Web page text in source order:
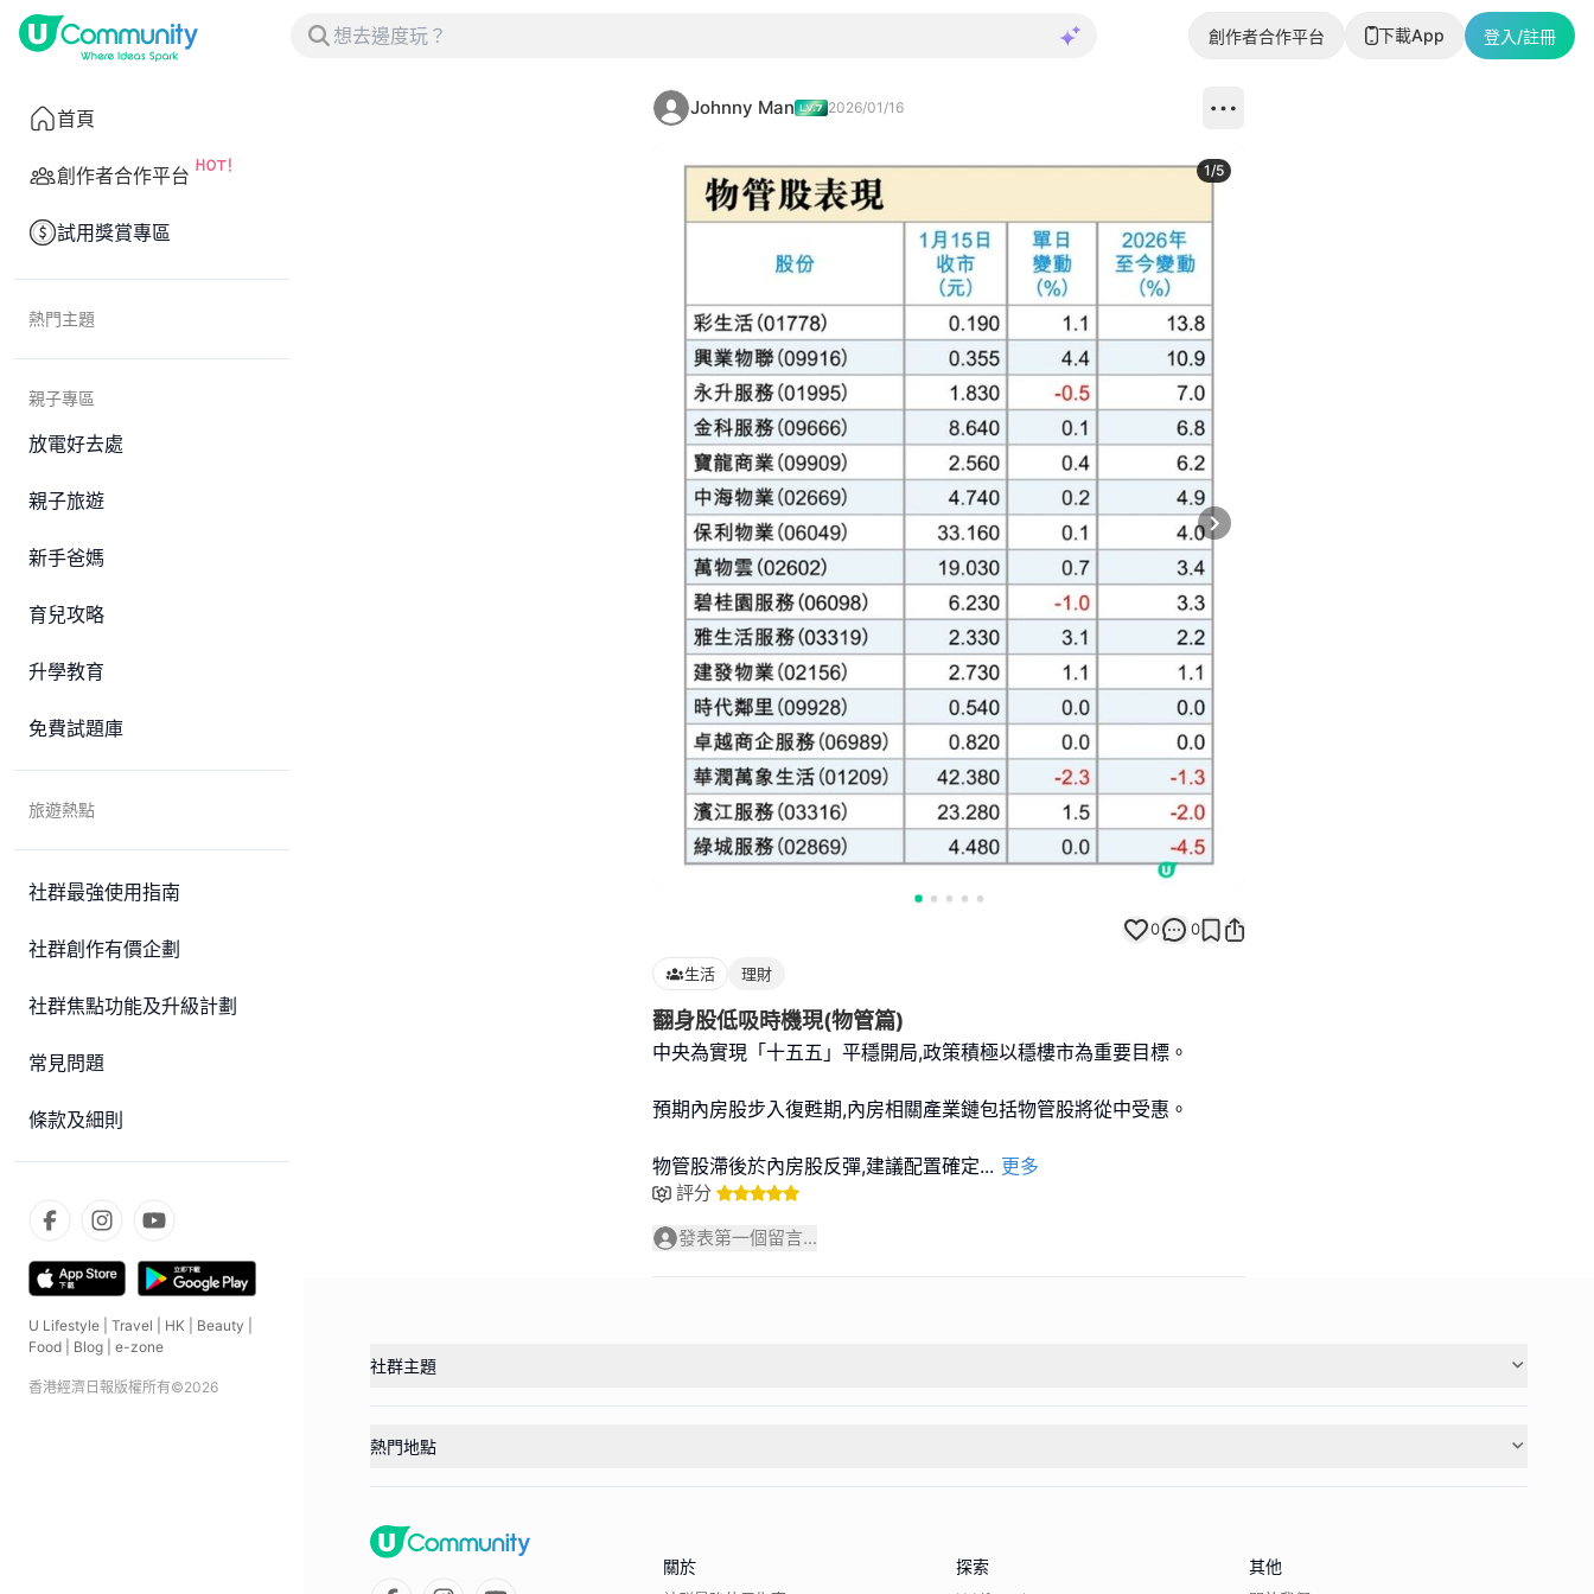
創作者合作平台 下載App 登入/註冊
首頁
創作者合作平台
試用獎賞專區
熱門主題
親子專區
放電好去處
親子旅遊
新手爸媽
育兒攻略
升學教育
免費試題庫
旅遊熱點
社群最強使用指南
社群創作有價企劃
社群焦點功能及升級計劃
常見問題
條款及細則
U Lifestyle Travel HK Beauty
Food
Blog e-zone
香港經濟日報版權所有©2026
Johnny Man 2026/01/16
Next slide
1/5
0 0
生活 理財
翻身股低吸時機現(物管篇)
中央為實現「十五五」平穩開局,政策積極以穩樓市為重要目標。
預期內房股步入復甦期,內房相關產業鏈包括物管股將從中受惠。
物管股滯後於內房股反彈,建議配置確定... 更多
評分
發表第一個留言...
社群主題
熱門地點
關於 探索 其他